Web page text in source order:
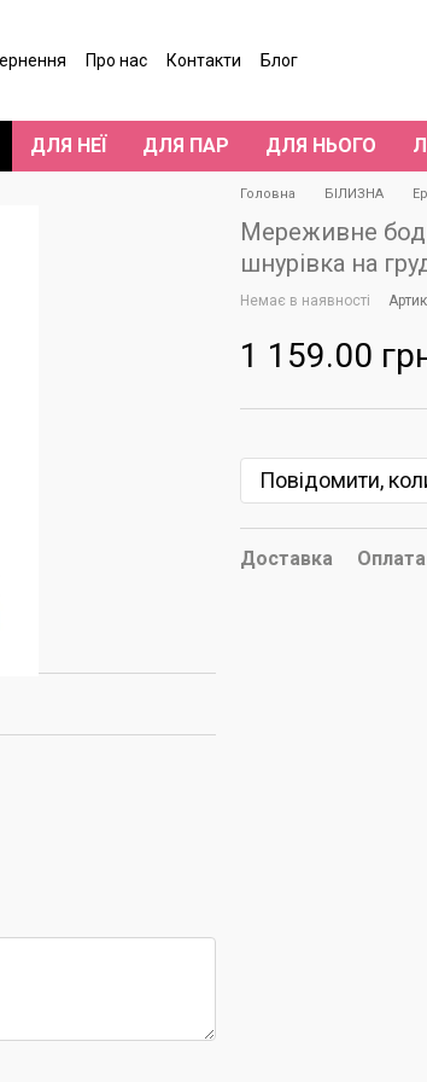
Про нас Контакти
Блог
ДЛЯ НЕЇ ДЛЯ ПАР ДЛЯ НЬОГО
Головна БІЛИЗНА
Мереживне
шнурівка на
Немає в наявності
1 159.00
Повідомити,
Доставка Оплата